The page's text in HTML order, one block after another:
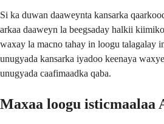
Si ka duwan daaweynta kansarka
arkaa daaweyn la beegsaday halkii
waxay la macno tahay in loogu talagalay
unugyada kansarka iyadoo keenaya
unugyada caafimaadka qaba.
Maxaa loogu isticmaalaa